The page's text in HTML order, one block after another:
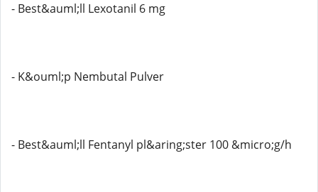
- Best&auml;ll Lexotanil 6 mg
- K&ouml;p Nembutal Pulver
- Best&auml;ll Fentanyl pl&aring;ster 100 &micro;g/h